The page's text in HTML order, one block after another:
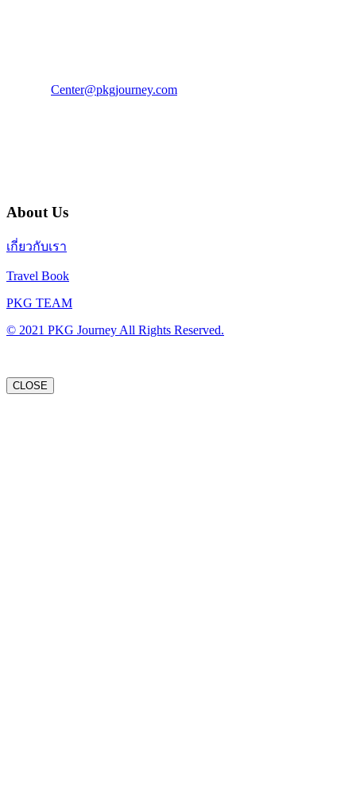
Center@pkgjourney.com
About Us
เกี่ยวกับเรา
Travel Book
PKG TEAM
© 2021 PKG Journey All Rights Reserved.
CLOSE